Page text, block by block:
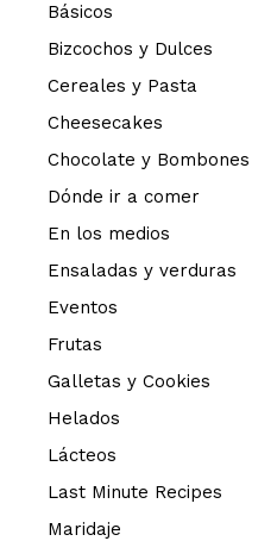
Básicos
Bizcochos y Dulces
Cereales y Pasta
Cheesecakes
Chocolate y Bombones
Dónde ir a comer
En los medios
Ensaladas y verduras
Eventos
Frutas
Galletas y Cookies
Helados
Lácteos
Last Minute Recipes
Maridaje